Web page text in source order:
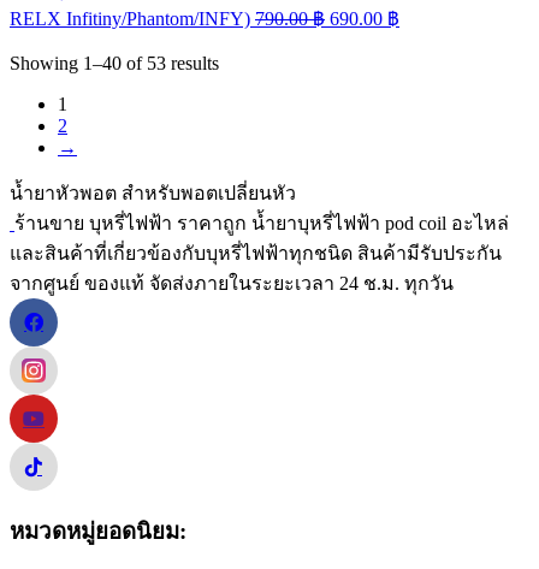
RELX Infitiny/Phantom/INFY) 790.00฿ 690.00 ฿
Showing 1–40 of 53 results
1
2
→
น้ำยาหัวพอต สำหรับพอตเปลี่ยนหัว
ร้านขาย บุหรี่ไฟฟ้า ราคาถูก น้ำยาบุหรี่ไฟฟ้า pod coil อะไหล่
และสินค้าที่เกี่ยวข้องกับบุหรี่ไฟฟ้าทุกชนิด สินค้ามีรับประกัน
จากศูนย์ ของแท้ จัดส่งภายในระยะเวลา 24 ช.ม. ทุกวัน
หมวดหมู่ยอดนิยม: